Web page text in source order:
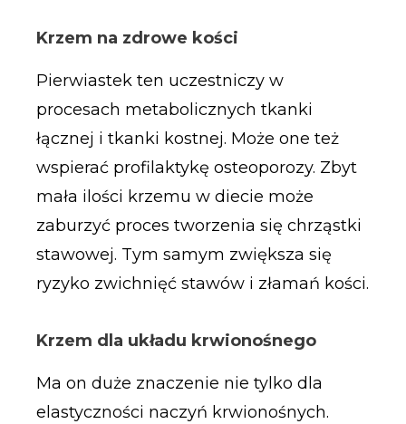
Krzem na zdrowe kości
Pierwiastek ten uczestniczy w
procesach metabolicznych tkanki
łącznej i tkanki kostnej. Może one też
wspierać profilaktykę osteoporozy. Zbyt
mała ilości krzemu w diecie może
zaburzyć proces tworzenia się chrząstki
stawowej. Tym samym zwiększa się
ryzyko zwichnięć stawów i złamań kości.
Krzem dla układu krwionośnego
Ma on duże znaczenie nie tylko dla
elastyczności naczyń krwionośnych.